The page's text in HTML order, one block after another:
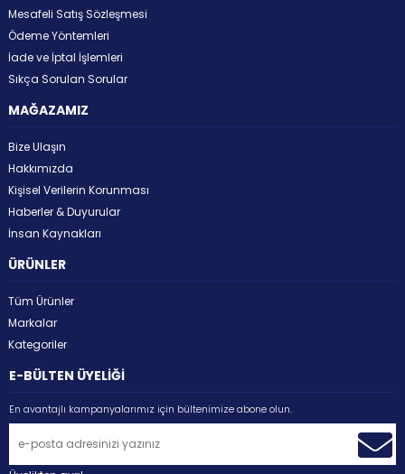
Mesafeli Satış Sözleşmesi
Ödeme Yöntemleri
İade ve İptal İşlemleri
Sıkça Sorulan Sorular
MAĞAZAMIZ
Bize Ulaşın
Hakkımızda
Kişisel Verilerin Korunması
Haberler & Duyurular
İnsan Kaynakları
ÜRÜNLER
Tüm Ürünler
Markalar
Kategoriler
E-BÜLTEN ÜYELİĞİ
En avantajlı kampanyalarımız için bültenimize abone olun.